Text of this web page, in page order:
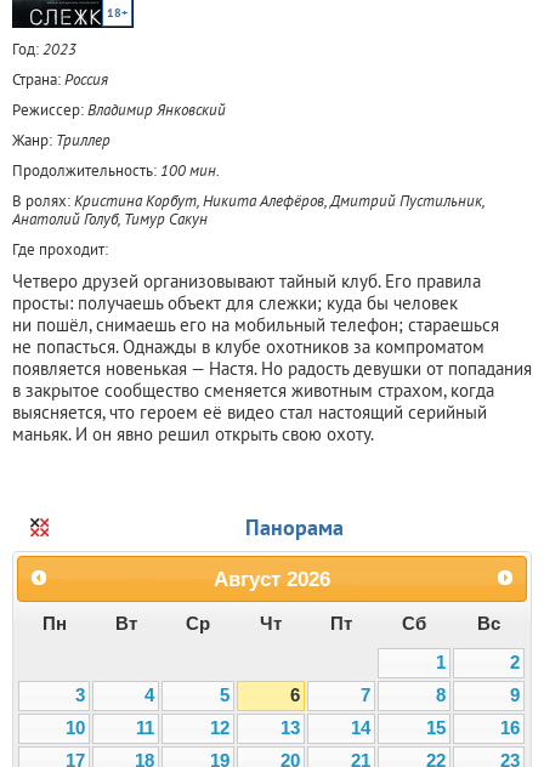
18+
Год:2023
Страна:Россия
Режиссер:Владимир Янковский
Жанр: Триллер
Продолжительность: 100 мин.
В ролях:Кристина Корбут, Никита Алефёров, Дмитрий Пустильник,
Анатолий Голуб, Тимур Сакун
Где проходит:
Четверо друзей организовывают тайный клуб. Его правила
просты: получаешь объект для слежки; куда бы человек
ни пошёл, снимаешь его на мобильный телефон; стараешься
не попасться. Однажды в клубе охотников за компроматом
появляется новенькая — Настя. Но радость девушки от попадания
в закрытое сообщество сменяется животным страхом, когда
выясняется, что героем её видео стал настоящий серийный
маньяк. И он явно решил открыть свою охоту.
Панорама
Август 2026
Пн Вт Ср Чт Пт Сб
Вс
1
2
3
4 5 6 7 8
9
10
11 12 13 14 15
16
17
18 19 20 21 22
23